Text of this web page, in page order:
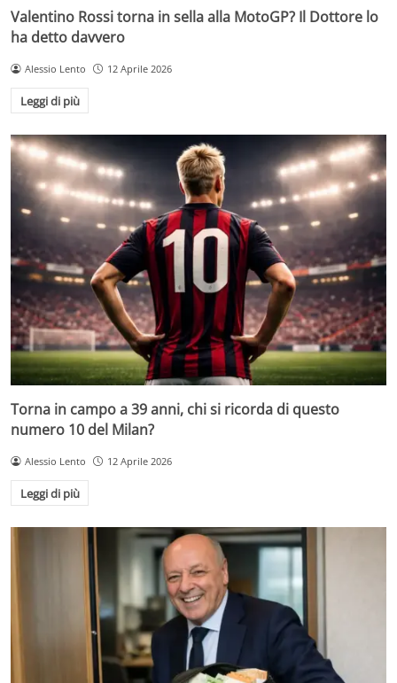
Valentino Rossi torna in sella alla MotoGP? Il Dottore lo
ha detto davvero
Alessio Lento 12 Aprile 2026
Leggi di più
Torna in campo a 39 anni, chi si ricorda di questo
numero 10 del Milan?
Alessio Lento 12 Aprile 2026
Leggi di più